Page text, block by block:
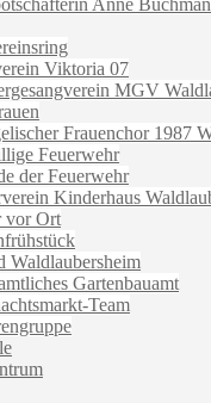
Anne
Viktoria 07
MGV
Frauenchor 1987
Feuerwehr
der Feuerwehr
Kinderhaus
vor Ort
Waldlaubersheim
Gartenbauamt
Team